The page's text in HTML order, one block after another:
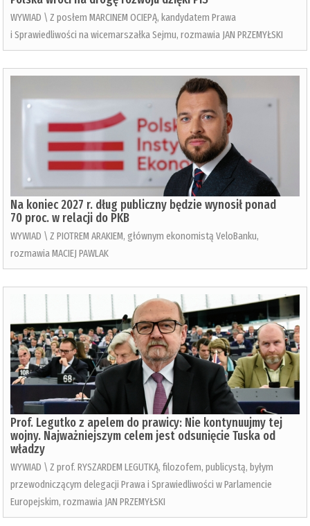
WYWIAD \ Z posłem MARCINEM OCIEPĄ, kandydatem Prawa
i Sprawiedliwości na wicemarszałka Sejmu, rozmawia JAN PRZEMYŁSKI
Na koniec 2027 r. dług publiczny będzie wynosił ponad
70 proc. w relacji do PKB
WYWIAD \ Z PIOTREM ARAKIEM, głównym ekonomistą VeloBanku,
rozmawia MACIEJ PAWLAK
Prof. Legutko z apelem do prawicy: Nie kontynuujmy tej
wojny. Najważniejszym celem jest odsunięcie Tuska od
władzy
WYWIAD \ Z prof. RYSZARDEM LEGUTKĄ, filozofem, publicystą, byłym
przewodniczącym delegacji Prawa i Sprawiedliwości w Parlamencie
Europejskim, rozmawia JAN PRZEMYŁSKI